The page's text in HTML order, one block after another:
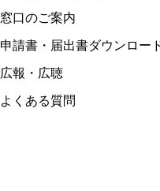
窓口のご案内
申請書・届出書ダウンロー
広報・広聴
よくある質問